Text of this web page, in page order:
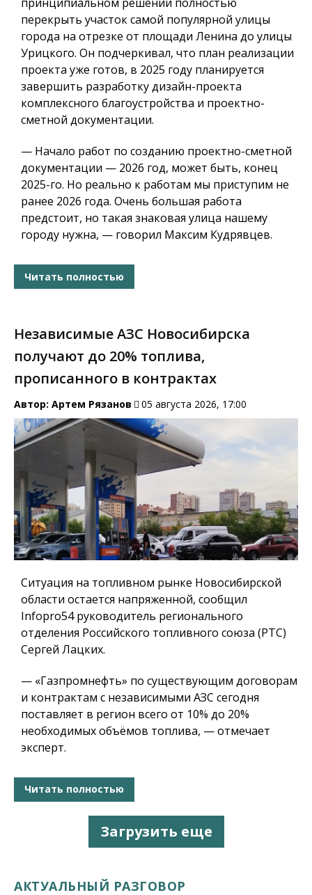
перекрыть участок самой популярной улицы
города на отрезке от площади Ленина до улицы
Урицкого. Он подчеркивал, что план реализации
проекта уже готов, в 2025 году планируется
завершить разработку дизайн-проекта
комплексного благоустройства и проектно-
сметной документации.
— Начало работ по созданию проектно-сметной
документации — 2026 год, может быть, конец
2025-го. Но реально к работам мы приступим не
ранее 2026 года. Очень большая работа
предстоит, но такая знаковая улица нашему
городу нужна, — говорил Максим Кудрявцев.
Читать полностью
Независимые АЗС Новосибирска
получают до 20% топлива,
прописанного в контрактах
Автор: Артем Рязанов 05 августа 2026, 17:00
Ситуация на топливном рынке Новосибирской
области остается напряженной, сообщил
Infopro54 руководитель регионального
отделения Российского топливного союза (РТС)
Сергей Лацких.
— «Газпромнефть» по существующим договорам
и контрактам с независимыми АЗС сегодня
поставляет в регион всего от 10% до 20%
необходимых объёмов топлива, — отмечает
эксперт.
Читать полностью
Загрузить еще
АКТУАЛЬНЫЙ РАЗГОВОР